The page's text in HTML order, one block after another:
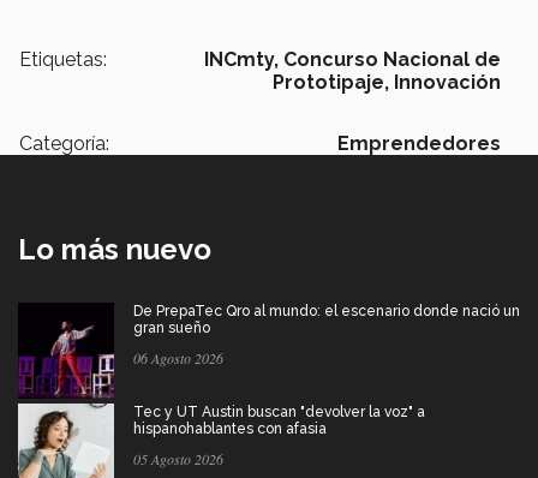
Etiquetas: INCmty, Concurso Nacional de
Prototipaje, Innovación
Categoría: Emprendedores
Lo más nuevo
De PrepaTec Qro al mundo: el escenario donde nació un
gran sueño
06 Agosto 2026
Tec y UT Austin buscan "devolver la voz" a
hispanohablantes con afasia
05 Agosto 2026